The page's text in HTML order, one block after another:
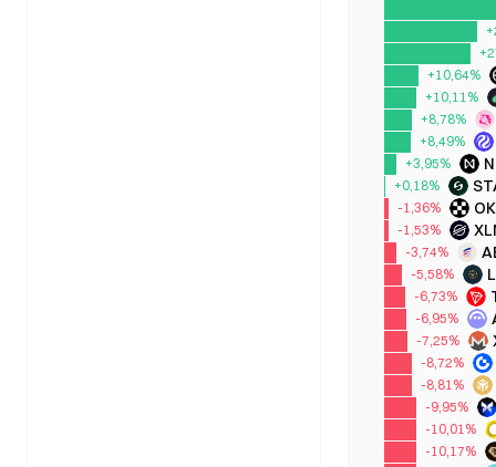
+10,64%
+10,11%
+8,78%
+8,49%
+3,95%
+0,18%
-1,36%
-1,53%
-3,74%
-5,58%
-6,73%
-6,95%
-7,25%
-8,72%
-8,81%
-9,95%
-10,01%
-10,17%